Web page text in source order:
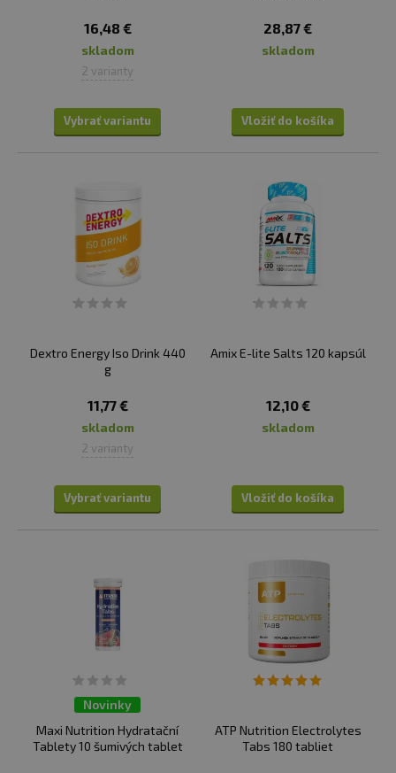
16,48 €
skladom
2 varianty
Vybrať variantu
28,87 €
skladom
Vložiť do košíka
Dextro Energy Iso Drink 440
g
11,77 €
skladom
2 varianty
Vybrať variantu
Amix E-lite Salts 120 kapsúl
12,10 €
skladom
Vložiť do košíka
Novinky
Maxi Nutrition Hydratační
Tablety 10 šumivých tablet
ATP Nutrition Electrolytes
Tabs 180 tabliet